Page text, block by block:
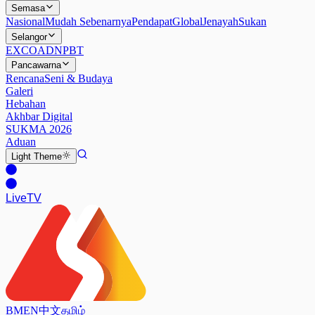
Semasa
NasionalMudah SebenarnyaPendapatGlobalJenayahSukan
Selangor
EXCOADNPBT
Pancawarna
RencanaSeni & Budaya
Galeri
Hebahan
Akhbar Digital
SUKMA 2026
Aduan
Light Theme
LiveTV
BMEN中文தமிழ்